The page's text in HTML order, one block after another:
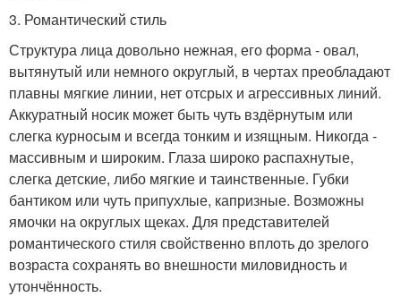
3. Романтический стиль
Структура лица довольно нежная, его форма - овал,
вытянутый или немного округлый, в чертах преобладают
плавны мягкие линии, нет отсрых и агрессивных линий.
Аккуратный носик может быть чуть вздёрнутым или
слегка курносым и всегда тонким и изящным. Никогда -
массивным и широким. Глаза широко распахнутые,
слегка детские, либо мягкие и таинственные. Губки
бантиком или чуть припухлые, капризные. Возможны
ямочки на округлых щеках. Для представителей
романтического стиля свойственно вплоть до зрелого
возраста сохранять во внешности миловидность и
утончённость.